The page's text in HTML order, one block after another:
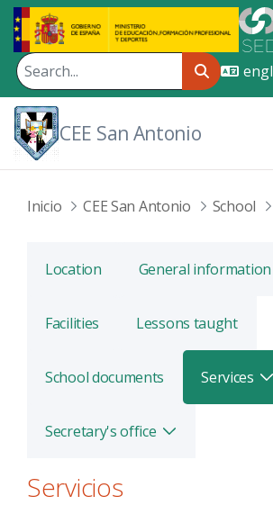
Skip to Main Content
CEE San Antonio
Inicio CEE San Antonio School
Location General information
Facilities Lessons taught
School documents Services
Secretary's office Toggle
Servicios